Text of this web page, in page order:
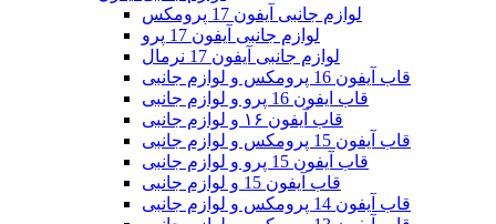
لوازم جانبی آیفون 17 پرومکس
لوازم جانبی آیفون 17 پرو
لوازم جانبی آیفون 17 نرمال
قاب آیفون 16 پرومکس و لوازم جانبی
قاب ایفون 16 پرو و لوازم جانبی
قاب آیفون ۱۶ و لوازم جانبی
قاب آیفون 15 پرومکس و لوازم جانبی
قاب آیفون 15 پرو و لوازم جانبی
قاب آیفون 15 و لوازم جانبی
قاب آیفون 14 پرومکس و لوازم جانبی